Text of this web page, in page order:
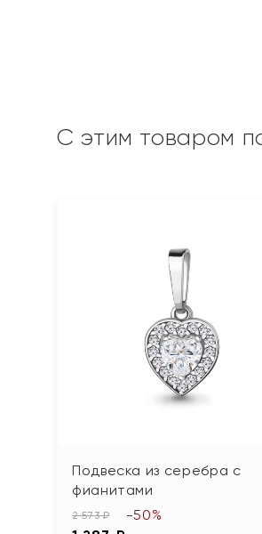
С этим товаром
Подвеска из серебра с
фианитами
2 573 ₽ -50%